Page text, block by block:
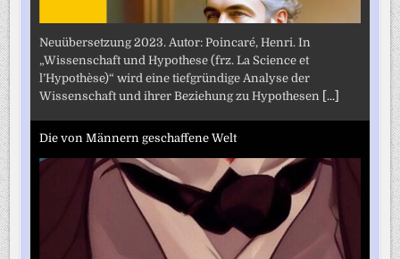
Neuübersetzung 2023. Autor: Poincaré, Henri. In
„Wissenschaft und Hypothese (frz. La Science et
l’Hypothèse)“ wird eine tiefgründige Analyse der
Wissenschaft und ihrer Beziehung zu Hypothesen [...]
Die von Männern geschaffene Welt